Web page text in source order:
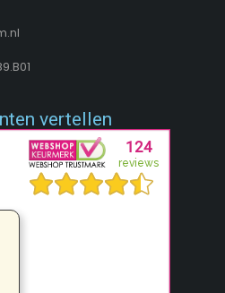
vertellen